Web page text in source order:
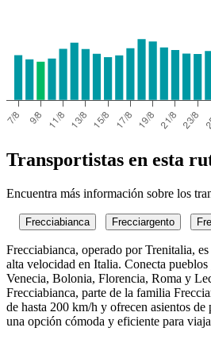
Transportistas en esta
Encuentra más información sobre los
Frecciabianca Frecciargento
Frecciabianca, operado por Trenitalia,
alta velocidad en Italia. Conecta
Venecia, Bolonia, Florencia, Roma y
Frecciabianca, parte de la familia
de hasta 200 km/h y ofrecen asientos de
una opción cómoda y eficiente para